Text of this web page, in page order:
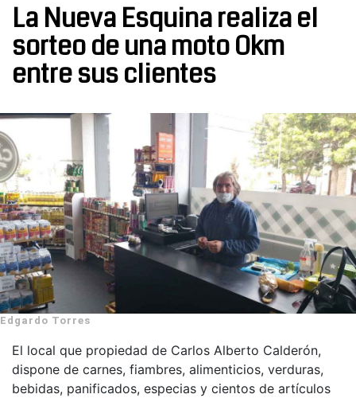
La Nueva Esquina realiza el
sorteo de una moto 0km
entre sus clientes
Edgardo Torres
El local que propiedad de Carlos Alberto Calderón,
dispone de carnes, fiambres, alimenticios, verduras,
bebidas, panificados, especias y cientos de artículos